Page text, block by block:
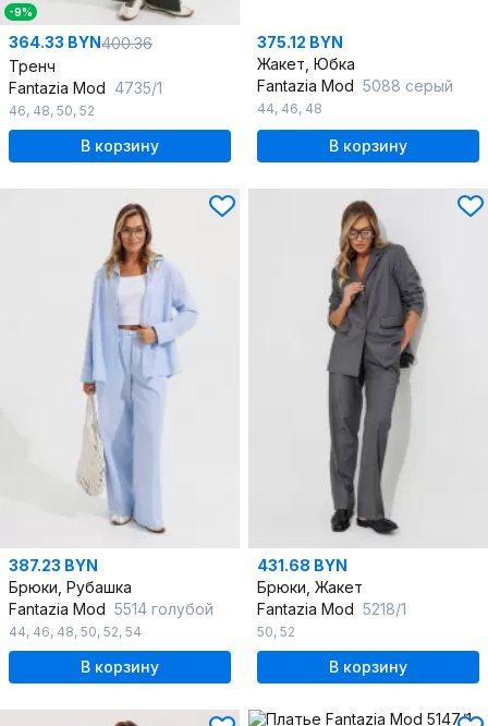
-9%
364.33 BYN400.36
Тренч
Fantazia Mod 4735/1
46, 48, 50, 52
В корзину
375.12 BYN
Жакет, Юбка
Fantazia Mod 5088 серый
44, 46, 48
В корзину
387.23 BYN
Брюки, Рубашка
Fantazia Mod 5514 голубой
44, 46, 48, 50, 52, 54
В корзину
431.68 BYN
Брюки, Жакет
Fantazia Mod 5218/1
50, 52
В корзину